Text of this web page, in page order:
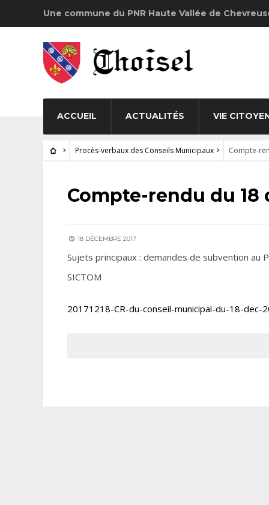
Une commune du PNR Haute Vallée de
ACCUEIL ACTUALITÉS VIE
Procès-verbaux des Conseils Municipaux Compte-
PROCÈS-VERBAUX DES CONSEILS MUNICIPAUX
Compte-rendu du 18
18 DÉCEMBRE 2017
Sujets principaux : demandes de subvention au
SICTOM
20171218-CR-du-conseil-municipal-du-18-dec-